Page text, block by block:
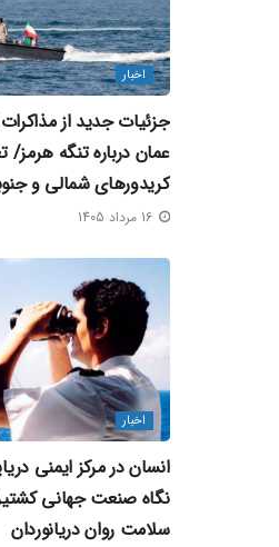
اخبار
جزئیات جدید از مذاکرات
عمان درباره تنگه هرمز/
کریدورهای شمالی و
16 مرداد 1405
اخبار
انسان در مرکز ایمنی
نگاه صنعت جهانی
سلامت روان دریانوردان